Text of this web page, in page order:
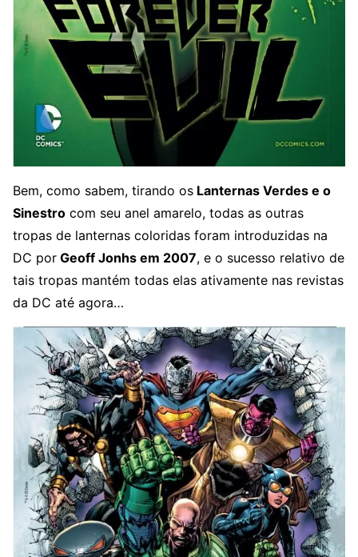
Bem, como sabem, tirando os Lanternas Verdes e o
Sinestro com seu anel amarelo, todas as outras
tropas de lanternas coloridas foram introduzidas na
DC por Geoff Jonhs em 2007, e o sucesso relativo de
tais tropas mantém todas elas ativamente nas revistas
da DC até agora…